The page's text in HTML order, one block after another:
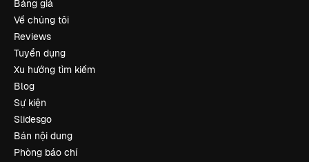
Bảng giá
Về chúng tôi
Reviews
Tuyển dụng
Xu hướng tìm kiếm
Blog
Sự kiện
Slidesgo
Bán nội dung
Phòng báo chí